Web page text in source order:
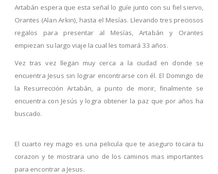
Artabán espera que esta señal lo guíe junto con su fiel siervo,
Orantes (Alan Arkin), hasta el Mesías. Llevando tres preciosos
regalos para presentar al Mesías, Artabán y Orantes
empiezan su largo viaje la cual les tomará 33 años.
Vez tras vez llegan muy cerca a la ciudad en donde se
encuentra Jesus sin lograr encontrarse con él. El Domingo de
la Resurrección Artabán, a punto de morir, finalmente se
encuentra con Jesús y logra obtener la paz que por años ha
buscado.
El cuarto rey mago es una pelicula que te aseguro tocara tu
corazon y te mostrara uno de los caminos mas importantes
para encontrar a Jesus.